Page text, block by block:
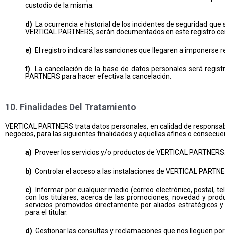
custodio de la misma.
d) La ocurrencia e historial de los incidentes de seguridad
VERTICAL PARTNERS, serán documentados en este registro
e) El registro indicará las sanciones que llegaren a imponerse
f) La cancelación de la base de datos personales será
PARTNERS para hacer efectiva la cancelación.
10. Finalidades Del Tratamiento
VERTICAL PARTNERS trata datos personales, en calidad de
negocios, para las siguientes finalidades y aquellas afines o
a) Proveer los servicios y/o productos de VERTICAL
b) Controlar el acceso a las instalaciones de VERTICAL
c) Informar por cualquier medio (correo electrónico, postal,
con los titulares, acerca de las promociones, novedad y
servicios promovidos directamente por aliados estratégicos
para el titular.
d) Gestionar las consultas y reclamaciones que nos lleguen